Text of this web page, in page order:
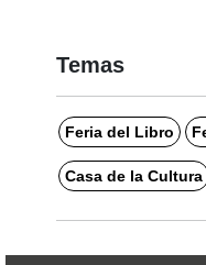
Temas
Feria del Libro
Casa de la Cultura